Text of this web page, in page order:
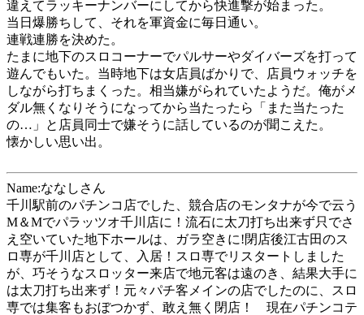
違えてラッキーナンバーにしてから快進撃が始まった。
当日爆勝ちして、それを軍資金に毎日通い。
連戦連勝を決めた。
たまに地下のスロコーナーでパルサーやダイバーズを打って
遊んでもいた。当時地下は女店員ばかりで、店員ウォッチを
しながら打ちまくった。相当嫌がられていたようだ。俺がメ
ダル無くなりそうになってから当たったら「また当たった
の…」と店員同士で嫌そうに話しているのが聞こえた。
懐かしい思い出。
Name:ななしさん
千川駅前のパチンコ店でした、競合店のモンタナが今で云う
M＆Mでパラッツオ千川店に！流石に太刀打ち出来ず只でさ
え空いていた地下ホールは、ガラ空きに!閉店後江古田のス
ロ専が千川店として、入居！スロ専でリスタートしました
が、巧そうなスロッター来店で地元客は遠のき、結果大手に
は太刀打ち出来ず！元々パチ客メインの店でしたのに、スロ
専では集客もおぼつかず、敢え無く閉店！ 現在パチンコテ